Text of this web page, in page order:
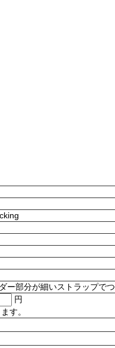
部分が細いストラップで
円
す。